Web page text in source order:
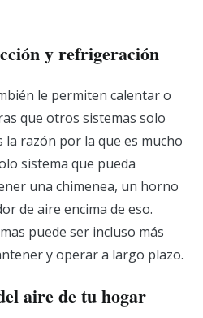
y refrigeración
le permiten calentar o
que otros sistemas solo
la razón por la que es mucho
sistema que pueda
una chimenea, un horno
de aire encima de eso.
puede ser incluso más
y operar a largo plazo.
aire de tu hogar